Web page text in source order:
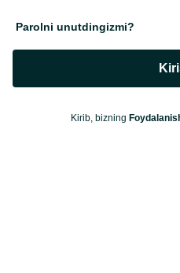
Parolni unutdingizmi?
Kirib, bizning